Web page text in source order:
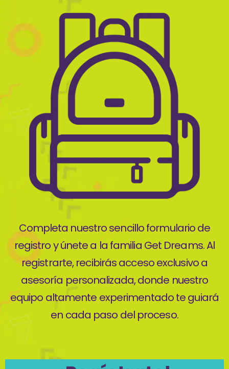
Completa nuestro sencillo formulario de
registro y únete a la familia Get Dreams. Al
registrarte, recibirás acceso exclusivo a
asesoría personalizada, donde nuestro
equipo altamente experimentado te guiará
en cada paso del proceso.